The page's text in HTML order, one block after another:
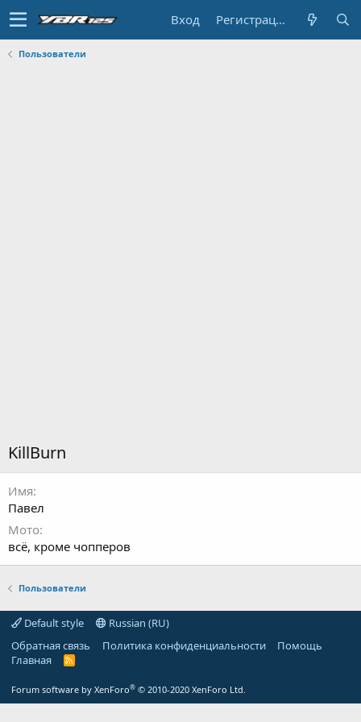
Вход Регистрация
Пользователи
KillBurn
Имя
Павел
Мото
всё, кроме чопперов
Пользователи
Default style
Russian (RU)
Обратная связь
Политика конфиденциальности
Помощь
Главная
R
Forum software by XenForo® © 2010-2020 XenForo Ltd.